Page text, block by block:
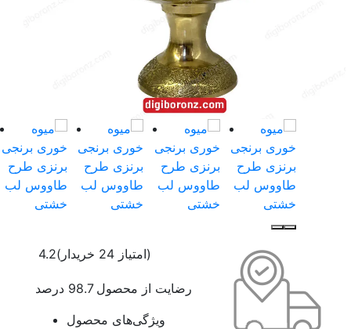
4.2 (امتیاز 24 خریدار)
رضایت از محصول 98.7 درصد
ویژگی‌های محصول